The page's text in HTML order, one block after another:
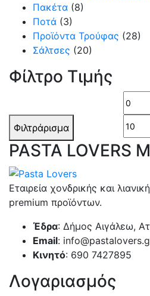
Πακέτα (8)
Ποτά (3)
Προϊόντα Τρούφας (28)
Σάλτσες (20)
Φίλτρο Τιμής
Φιλτράρισμα
PASTA LOVERS
Εταιρεία χονδρικής και
premium προϊόντων.
Έδρα: Δήμος Αιγάλεω,
Email:
Κινητό: 690 7427895
Λογαριασμός